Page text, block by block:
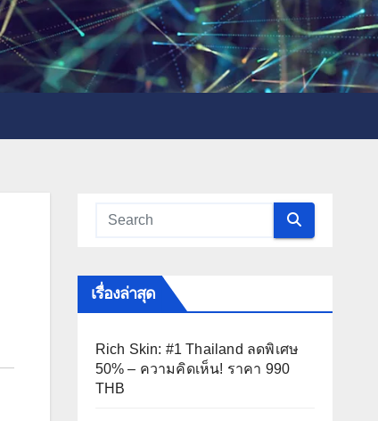
เรื่องล่าสุด
Rich Skin: #1 Thailand ลดพิเศษ
50% – ความคิดเห็น! ราคา 990
THB